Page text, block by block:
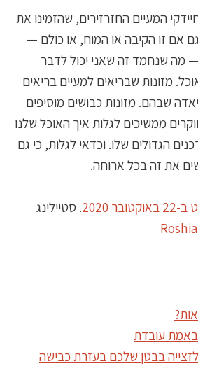
המעיים החזרזירים, שהזמינו את
אם זו הקיבה או המוח, או כולם —
מה שנחמד זה שאני יכול לדבר
מזונות שבריאים למעיים בריאים
שבהם. מזונות כבושים מוסיפים
ממשיכים לגלות איך האוכל שלנו
הגדולים שלו. וכדאי לגלות, כי גם
את זה בכל ארוחה.
2020
. סטיילינג
עובדת
בבטן שלכם בעזרת כבישה